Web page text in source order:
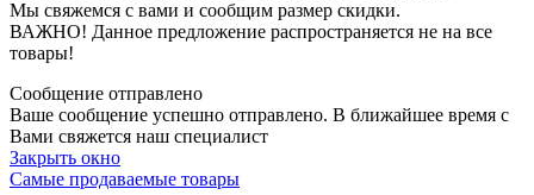
Мы свяжемся с вами и сообщим размер скидки.
ВАЖНО! Данное предложение распространяется не на все
товары!
Сообщение отправлено
Ваше сообщение успешно отправлено. В ближайшее время с
Вами свяжется наш специалист
Закрыть окно
Самые продаваемые товары